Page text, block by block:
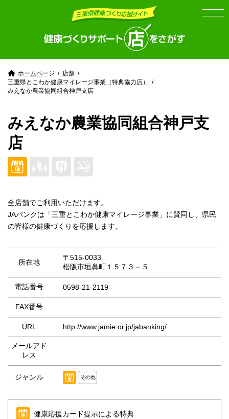
ホームページ
店舗
三重県とこわか健康マイレージ事業（特典協力店）
みえなか農業協同組合神戸支店
みえなか農業協同組合神戸支
店
全店舗でご利用いただけます。
JAバンクは「三重とこわか健康マイレージ事業」に賛同し、県民
の皆様の健康づくりを応援します。
所在地
〒515-0033
松阪市垣鼻町１５７３－５
電話番号 0598-21-2119
FAX番号
URL http://www.jamie.or.jp/jabanking/
メールアド
レス
ジャンル その他
健康応援カード提示による特典